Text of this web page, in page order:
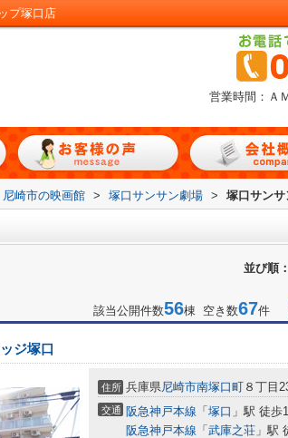
プ塚口店
営業時間：Ａ
尼崎市の映画館 > 塚口サンサン劇場 > 塚口サン
並び順：
該当公開件数56棟 空き数67件
ジ塚口
住所 兵庫県尼崎市南塚口町 ８丁目
交通 阪急神戸本線 「 塚口 」駅 徒歩
阪急神戸本線 「 武庫之荘 」駅